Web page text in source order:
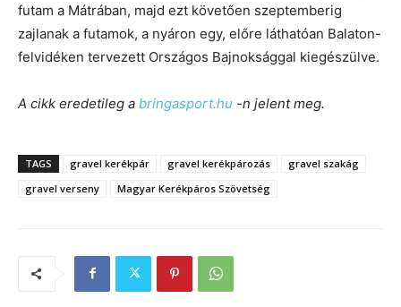
futam a Mátrában, majd ezt követően szeptemberig
zajlanak a futamok, a nyáron egy, előre láthatóan Balaton-
felvidéken tervezett Országos Bajnoksággal kiegészülve.
A cikk eredetileg a bringasport.hu -n jelent meg.
TAGS gravel kerékpár gravel kerékpározás
gravel szakág
gravel verseny
Magyar Kerékpáros Szövetség